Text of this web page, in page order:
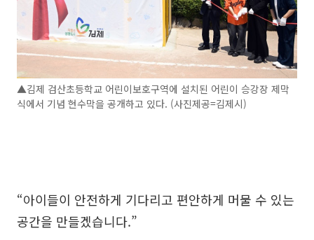
▲김제 검산초등학교 어린이보호구역에 설치된 어린이 승강장 제막
식에서 기념 현수막을 공개하고 있다. (사진제공=김제시)
“아이들이 안전하게 기다리고 편안하게 머물 수 있는
공간을 만들겠습니다.”